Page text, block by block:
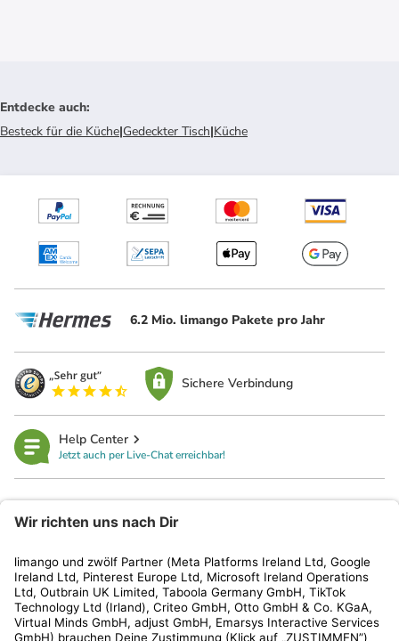
Entdecke auch:
Besteck für die Küche|Gedeckter Tisch|Küche
6.2 Mio. limango Pakete pro Jahr
Sichere Verbindung
Help Center
Jetzt auch per Live-Chat erreichbar!
Kundenservice
Shop